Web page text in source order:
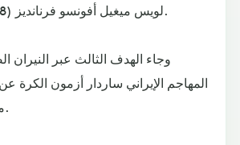
لويس ميغيل أفونسو فرنانديز (58 من ركلة جزاء).
وجاء الهدف الثالث عبر النيران
المهاجم الإيراني ساردار أزمون
مرمى فريقه (79).